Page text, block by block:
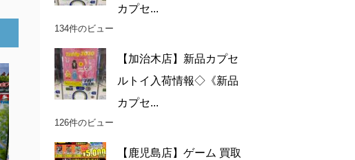
カプセ...
134件のビュー
【加治木店】新品カプセ
ルトイ入荷情報◇《新品
カプセ...
126件のビュー
【鹿児島店】ゲーム 買取